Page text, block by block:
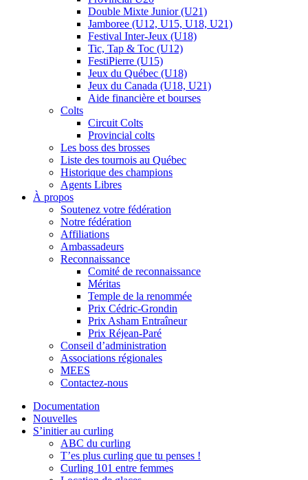
Double Mixte Junior (U21)
Jamboree (U12, U15, U18, U21)
Festival Inter-Jeux (U18)
Tic, Tap & Toc (U12)
FestiPierre (U15)
Jeux du Québec (U18)
Jeux du Canada (U18, U21)
Aide financière et bourses
Colts
Circuit Colts
Provincial colts
Les boss des brosses
Liste des tournois au Québec
Historique des champions
Agents Libres
À propos
Soutenez votre fédération
Notre fédération
Affiliations
Ambassadeurs
Reconnaissance
Comité de reconnaissance
Méritas
Temple de la renommée
Prix Cédric-Grondin
Prix Asham Entraîneur
Prix Réjean-Paré
Conseil d’administration
Associations régionales
MEES
Contactez-nous
Documentation
Nouvelles
S’initier au curling
ABC du curling
T’es plus curling que tu penses !
Curling 101 entre femmes